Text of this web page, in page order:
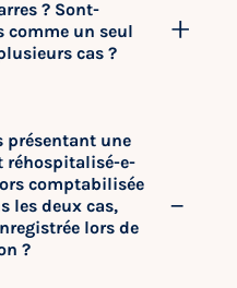
? Sont-
un seul
cas ?
présentant une
réhospitalisé-e-
comptabilisée
les deux cas,
lors de
?